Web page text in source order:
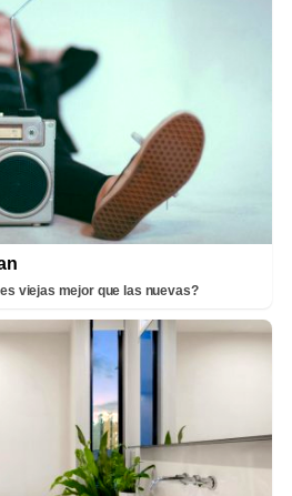
viejas mejor que las nuevas?